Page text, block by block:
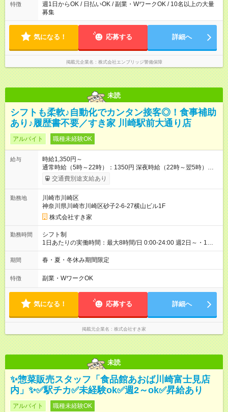
特徴
週1日からOK / 日払いOK / 副業・WワークOK / 10名以上の大量
募集
気になる！ 応募する 詳細へ
掲載元企業名 株式会社エンブリッジ警備保障
未読
シフトも柔軟♪自動化でカンタン接客◎！食事補助
あり♪履歴書不要／すき家 川崎駅前大通り店
アルバイト 職種未経験OK
給与
時給1,350円～
通常時給（5時～22時）：1350円 深夜時給（22時～翌5時）：
1688円 高校生時給：1350円 【特別手当】早朝手当（5：00-9：
00）時給+150円 【試用期間】試用期間あり 試用期間の長さ：1
30日（※条件変更なし）ですが、切り上げで一ヶ月とさせてい
ただきます。 研修制度あり：15時間(研修中も同時給）
交通費別途支給あり
勤務地
川崎市川崎区
神奈川県川崎市川崎区砂子2-6-27横山ビル1F
株式会社すき家
勤務時間
シフト制
1日あたりの実働時間：最大8時間/日 0:00-24:00 週2日～・1日
2h～OK ＜シフト例＞ 〇朝帯 5:00-9:00 〇昼帯 9:00-14:00 〇午
後帯 14:00-18:00 〇夜帯 18:00-22:00 〇深夜帯 22:00-翌5:00 基
ます♪
期間 春・夏・冬休み期間限定
特徴 副業・WワークOK
気になる！ 応募する 詳細へ
掲載元企業名 株式会社すき家
未読
✨惣菜販売スタッフ「食品館あおば川崎富士見店
内」✨✅駅チカ✅未経験ok✅週2～ok✅昇給あり
アルバイト 職種未経験OK